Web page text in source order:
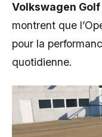
Volkswagen Golf
montrent que
pour la
quotidienne.